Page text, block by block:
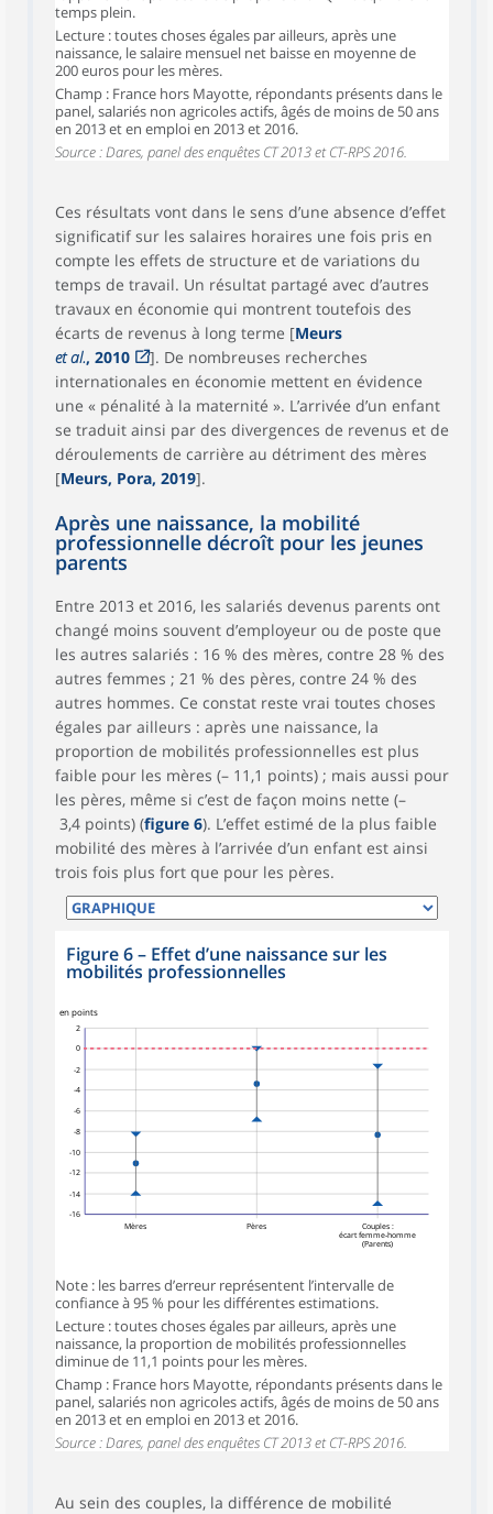
temps plein.
Lecture : toutes choses égales par ailleurs, après une
naissance, le salaire mensuel net baisse en moyenne de
200 euros pour les mères.
Champ : France hors Mayotte, répondants présents dans le
panel, salariés non agricoles actifs, âgés de moins de 50 ans
en 2013 et en emploi en 2013 et 2016.
Source : Dares, panel des enquêtes CT 2013 et CT-RPS 2016.
Ces résultats vont dans le sens d’une absence d’effet
significatif sur les salaires horaires une fois pris en
compte les effets de structure et de variations du
temps de travail. Un résultat partagé avec d’autres
travaux en économie qui montrent toutefois des
écarts de revenus à long terme [Meurs
et al., 2010
]. De nombreuses recherches
internationales en économie mettent en évidence
une « pénalité à la maternité ». L’arrivée d’un enfant
se traduit ainsi par des divergences de revenus et de
déroulements de carrière au détriment des mères
[Meurs, Pora, 2019].
Après une naissance, la mobilité
professionnelle décroît pour les jeunes
parents
Entre 2013 et 2016, les salariés devenus parents ont
changé moins souvent d’employeur ou de poste que
les autres salariés : 16 % des mères, contre 28 % des
autres femmes ; 21 % des pères, contre 24 % des
autres hommes. Ce constat reste vrai toutes choses
égales par ailleurs : après une naissance, la
proportion de mobilités professionnelles est plus
faible pour les mères (– 11,1 points) ; mais aussi pour
les pères, même si c’est de façon moins nette (–
3,4 points) (figure 6). L’effet estimé de la plus faible
mobilité des mères à l’arrivée d’un enfant est ainsi
trois fois plus fort que pour les pères.
Figure 6 – Effet d’une naissance sur les
mobilités professionnelles
-16
-14
-12
-10
-8
-6
-4
-2
0
2
en points
Mères Pères
Couples :
écart femme‑homme
(Parents)
Note : les barres d’erreur représentent l’intervalle de
confiance à 95 % pour les différentes estimations.
Lecture : toutes choses égales par ailleurs, après une
naissance, la proportion de mobilités professionnelles
diminue de 11,1 points pour les mères.
Champ : France hors Mayotte, répondants présents dans le
panel, salariés non agricoles actifs, âgés de moins de 50 ans
en 2013 et en emploi en 2013 et 2016.
Source : Dares, panel des enquêtes CT 2013 et CT-RPS 2016.
Au sein des couples, la différence de mobilité